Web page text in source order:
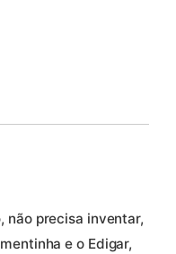
não precisa inventar,
e o Edigar,